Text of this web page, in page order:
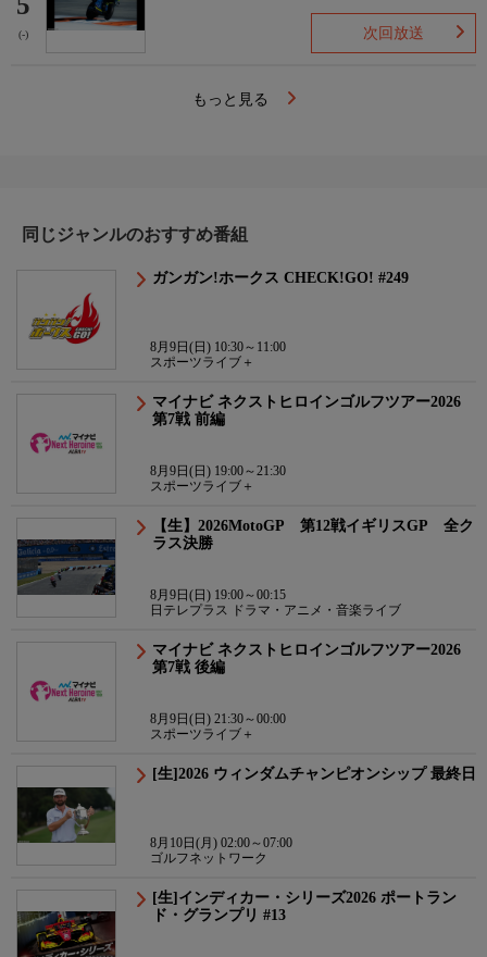
(-) 次回放送
もっと見る
同じジャンルのおすすめ番組
ガンガン!ホークス CHECK!GO! #249
8月9日(日) 10:30～11:00
スポーツライブ＋
マイナビ ネクストヒロインゴルフツアー2026
第7戦 前編
8月9日(日) 19:00～21:30
スポーツライブ＋
【生】2026MotoGP 第12戦イギリスGP 全ク
ラス決勝
8月9日(日) 19:00～00:15
日テレプラス ドラマ・アニメ・音楽ライブ
マイナビ ネクストヒロインゴルフツアー2026
第7戦 後編
8月9日(日) 21:30～00:00
スポーツライブ＋
[生]2026 ウィンダムチャンピオンシップ 最終日
8月10日(月) 02:00～07:00
ゴルフネットワーク
[生]インディカー・シリーズ2026 ポートラン
ド・グランプリ #13